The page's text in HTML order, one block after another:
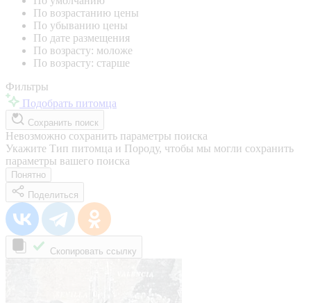
По возрастанию цены
По убыванию цены
По дате размещения
По возрасту: моложе
По возрасту: старше
Фильтры
Подобрать питомца
Сохранить поиск
Невозможно сохранить параметры поиска
Укажите Тип питомца и Породу, чтобы мы могли сохранить
параметры вашего поиска
Понятно
Поделиться
Скопировать ссылку